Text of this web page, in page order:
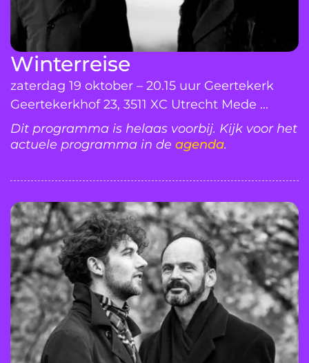
Winterreise
zaterdag 19 oktober – 20.15 uur Geertekerk
Geertekerkhof 23, 3511 XC Utrecht Mede ...
Dit programma is helaas voorbij. Kijk voor het
actuele programma in de agenda.